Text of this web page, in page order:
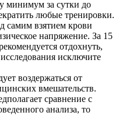
минимум за сутки до
любые тренировки.
самим взятием крови
напряжение. За 15
отдохнуть,
исключите
воздержаться от
вмешательств.
сравнение с
анализа, то